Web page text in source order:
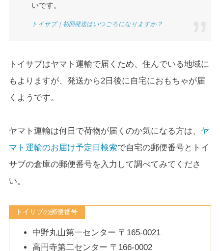
いです。
トイサブ｜初回発送はいつごろになりますか？
トイサブはヤマト運輸で届くため、住んでいる地域に
もよりますが、発送から2日後に自宅におもちゃが届
くようです。
ヤマト運輸は何日で荷物が届くのか気になる方は、 ヤ
マト運輸のお届け予定日検索で自宅の郵便番号とトイ
サブの倉庫の郵便番号を入力して調べてみてくださ
い。
トイサブの郵便番号
中野丸山第一センター 〒165-0021
高円寺第二センター 〒166-0002